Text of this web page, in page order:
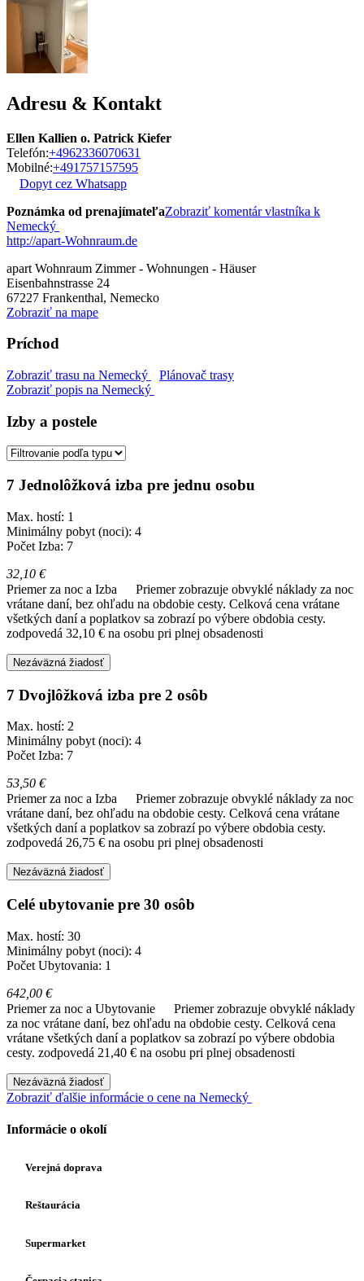
Adresu & Kontakt
Ellen Kallien o. Patrick Kiefer
Telefón:+4962336070631
Mobilné:+491757157595
Dopyt cez Whatsapp
Poznámka od prenajímateľaZobraziť komentár vlastníka k
Nemecký
http://apart-Wohnraum.de
apart Wohnraum Zimmer - Wohnungen - Häuser
Eisenbahnstrasse 24
67227 Frankenthal, Nemecko
Zobraziť na mape
Príchod
Zobraziť trasu na Nemecký
Plánovač trasy
Zobraziť popis na Nemecký
Izby a postele
7 Jednolôžková izba pre jednu osobu
Max. hostí: 1
Minimálny pobyt (noci): 4
Počet Izba: 7
32,10 €
Priemer za noc a Izba
Priemer zobrazuje obvyklé náklady za noc
vrátane daní, bez ohľadu na obdobie cesty. Celková cena vrátane
všetkých daní a poplatkov sa zobrazí po výbere obdobia cesty.
zodpovedá 32,10 € na osobu pri plnej obsadenosti
Nezáväzná žiadosť
7 Dvojlôžková izba pre 2 osôb
Max. hostí: 2
Minimálny pobyt (noci): 4
Počet Izba: 7
53,50 €
Priemer za noc a Izba
Priemer zobrazuje obvyklé náklady za noc
vrátane daní, bez ohľadu na obdobie cesty. Celková cena vrátane
všetkých daní a poplatkov sa zobrazí po výbere obdobia cesty.
zodpovedá 26,75 € na osobu pri plnej obsadenosti
Nezáväzná žiadosť
Celé ubytovanie pre 30 osôb
Max. hostí: 30
Minimálny pobyt (noci): 4
Počet Ubytovania: 1
642,00 €
Priemer za noc a Ubytovanie
Priemer zobrazuje obvyklé náklady
za noc vrátane daní, bez ohľadu na obdobie cesty. Celková cena
vrátane všetkých daní a poplatkov sa zobrazí po výbere obdobia
cesty. zodpovedá 21,40 € na osobu pri plnej obsadenosti
Nezáväzná žiadosť
Zobraziť ďalšie informácie o cene na Nemecký
Informácie o okolí
Verejná doprava
Reštaurácia
Supermarket